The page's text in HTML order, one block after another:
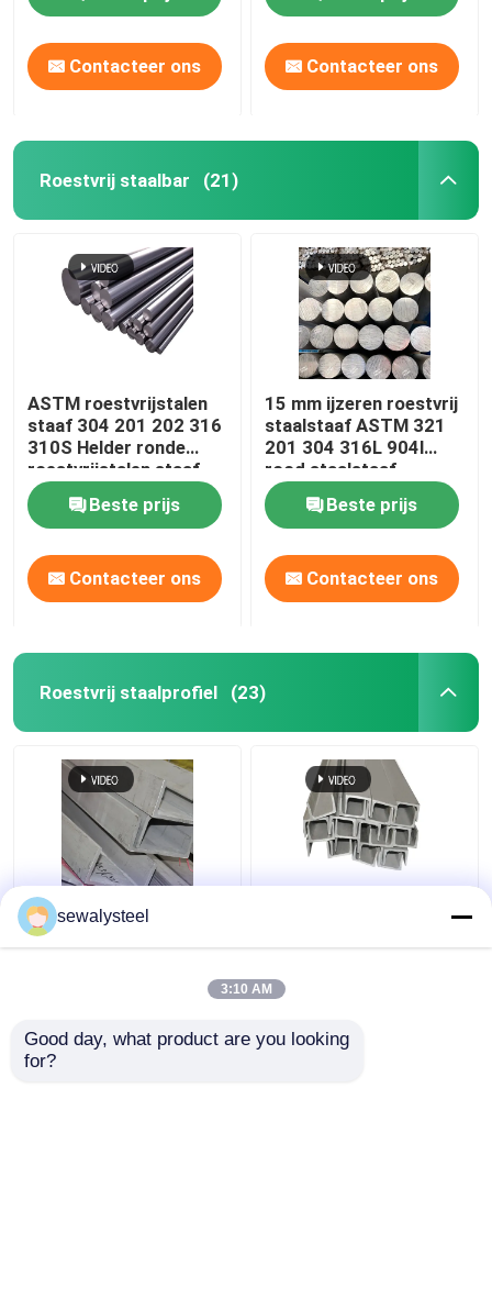
Contacteer ons Contacteer ons
Roestvrij staalbar (21)
ASTM roestvrijstalen
staaf 304 201 202 316
310S Helder ronde
roestvrijstalen staaf
Beste prijs
Contacteer ons
15 mm ijzeren roestvrij
staalstaaf ASTM 321
201 304 316L 904l
rood staalstaaf
Beste prijs
Contacteer ons
Roestvrij staalprofiel (23)
410 430 904L 409L
310s Roestvrij staal
warmgewalste
hoekbalk
sewalysteel
3:10 AM
Good day, what product are you looking
for?